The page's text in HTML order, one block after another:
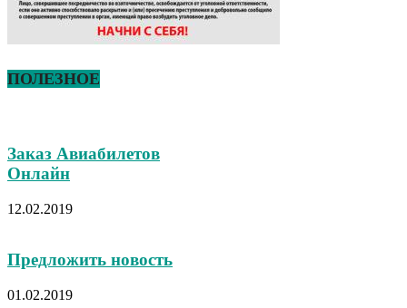
ПОЛЕЗНОЕ
Заказ Авиабилетов
Онлайн
12.02.2019
Предложить новость
01.02.2019